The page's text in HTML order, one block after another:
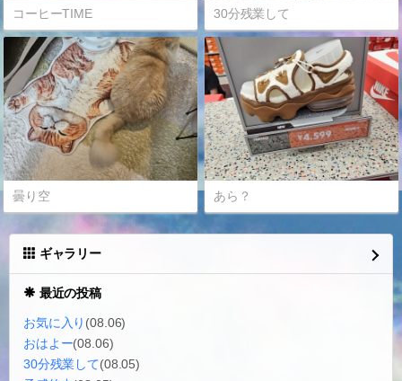
コーヒーTIME 30分残業して
曇り空 あら？
ギャラリー
最近の投稿
お気に入り (08.06)
おはよー(08.06)
30分残業して(08.05)